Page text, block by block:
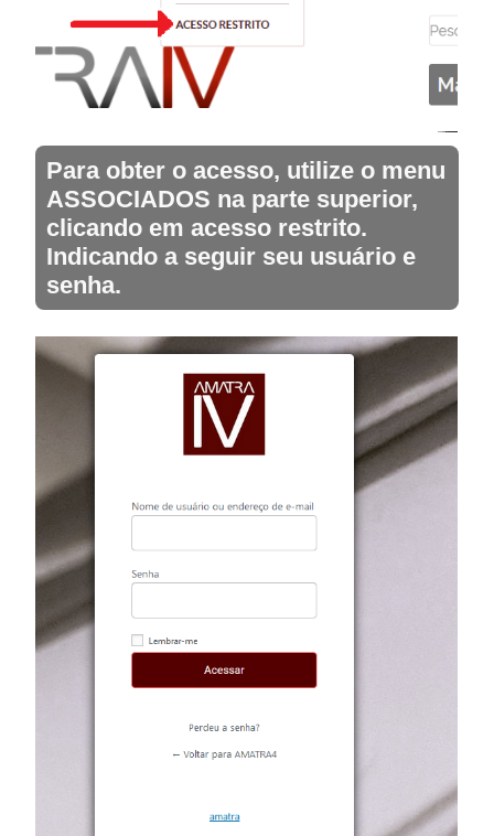
Para obter o acesso, utilize o menu
ASSOCIADOS na parte superior,
clicando em acesso restrito.
Indicando a seguir seu usuário e
senha.